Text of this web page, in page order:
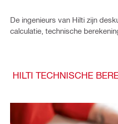
De ingenieurs van Hilti zijn
calculatie, technische
HILTI TECHNISCHE